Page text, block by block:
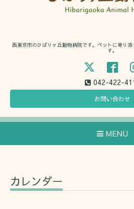
西東京市のひばりヶ丘動物病院です。ペットに寄り
す。
042-422-
お問い合わせ
MENU
カレンダー